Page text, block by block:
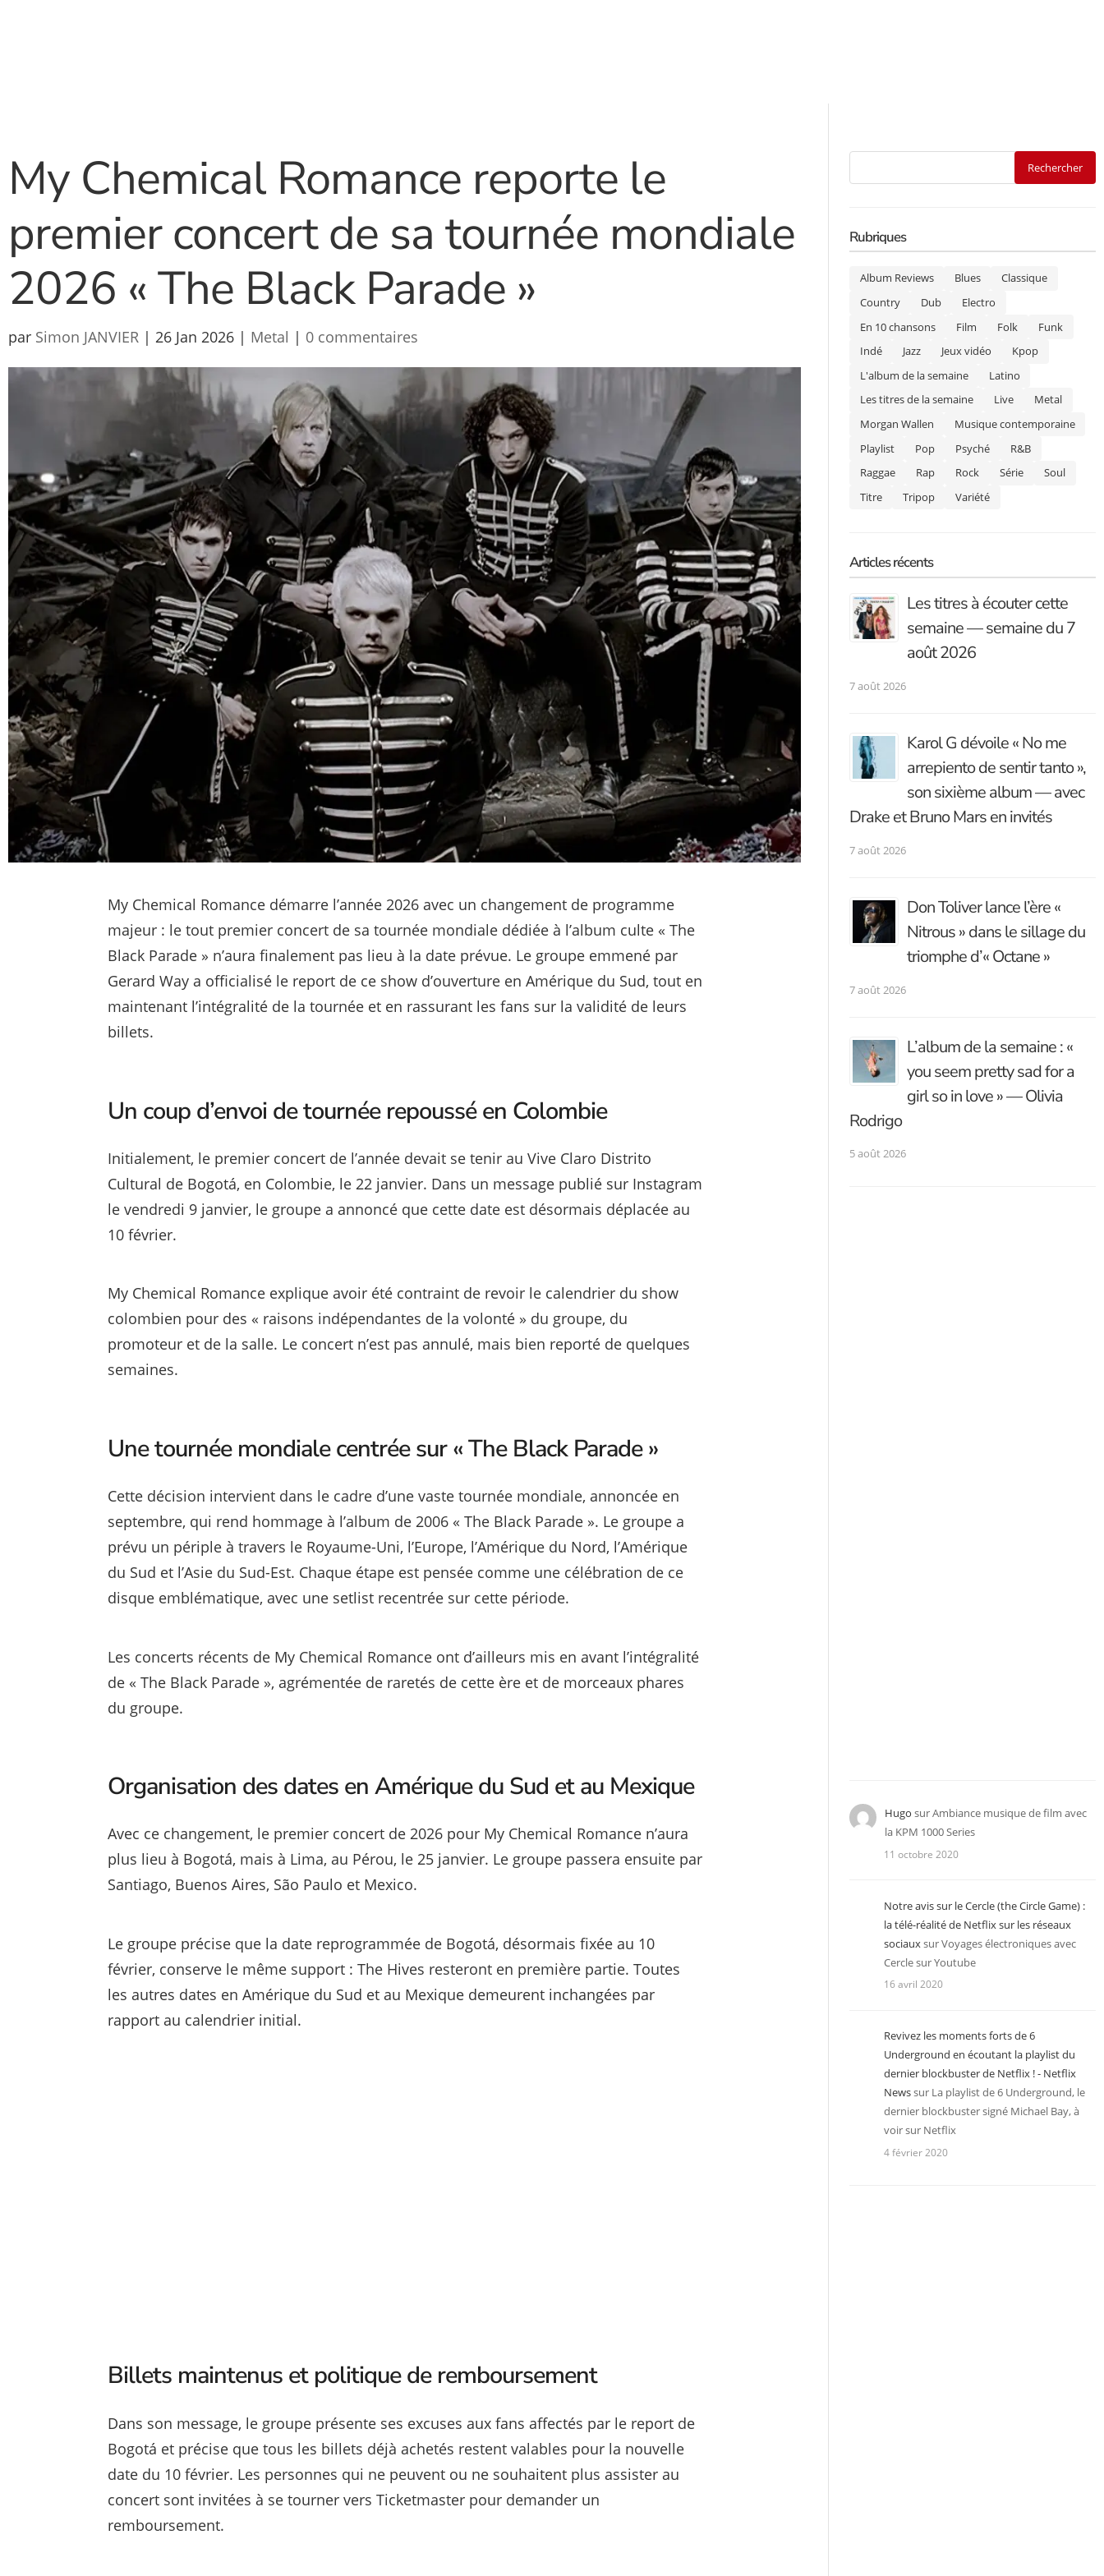
My Chemical Romance reporte le
premier concert de sa tournée mondiale
2026 « The Black Parade »
par Simon JANVIER | 26 Jan 2026 | Metal | 0 commentaires
My Chemical Romance démarre l’année 2026 avec un changement de programme
majeur : le tout premier concert de sa tournée mondiale dédiée à l’album culte « The
Black Parade » n’aura finalement pas lieu à la date prévue. Le groupe emmené par
Gerard Way a officialisé le report de ce show d’ouverture en Amérique du Sud, tout en
maintenant l’intégralité de la tournée et en rassurant les fans sur la validité de leurs
billets.
Un coup d’envoi de tournée repoussé en Colombie
Initialement, le premier concert de l’année devait se tenir au Vive Claro Distrito
Cultural de Bogotá, en Colombie, le 22 janvier. Dans un message publié sur Instagram
le vendredi 9 janvier, le groupe a annoncé que cette date est désormais déplacée au
10 février.
My Chemical Romance explique avoir été contraint de revoir le calendrier du show
colombien pour des « raisons indépendantes de la volonté » du groupe, du
promoteur et de la salle. Le concert n’est pas annulé, mais bien reporté de quelques
semaines.
Une tournée mondiale centrée sur « The Black Parade »
Cette décision intervient dans le cadre d’une vaste tournée mondiale, annoncée en
septembre, qui rend hommage à l’album de 2006 « The Black Parade ». Le groupe a
prévu un périple à travers le Royaume-Uni, l’Europe, l’Amérique du Nord, l’Amérique
du Sud et l’Asie du Sud-Est. Chaque étape est pensée comme une célébration de ce
disque emblématique, avec une setlist recentrée sur cette période.
Les concerts récents de My Chemical Romance ont d’ailleurs mis en avant l’intégralité
de « The Black Parade », agrémentée de raretés de cette ère et de morceaux phares
du groupe.
Organisation des dates en Amérique du Sud et au Mexique
Avec ce changement, le premier concert de 2026 pour My Chemical Romance n’aura
plus lieu à Bogotá, mais à Lima, au Pérou, le 25 janvier. Le groupe passera ensuite par
Santiago, Buenos Aires, São Paulo et Mexico.
Le groupe précise que la date reprogrammée de Bogotá, désormais fixée au 10
février, conserve le même support : The Hives resteront en première partie. Toutes
les autres dates en Amérique du Sud et au Mexique demeurent inchangées par
rapport au calendrier initial.
Billets maintenus et politique de remboursement
Dans son message, le groupe présente ses excuses aux fans affectés par le report de
Bogotá et précise que tous les billets déjà achetés restent valables pour la nouvelle
date du 10 février. Les personnes qui ne peuvent ou ne souhaitent plus assister au
concert sont invitées à se tourner vers Ticketmaster pour demander un
remboursement.
Rubriques
Album Reviews Blues
Classique
Country
Dub
Electro
En 10 chansons
Film Folk
Funk
Indé
Jazz Jeux vidéo
Kpop
L'album de la semaine
Latino
Les titres de la semaine
Live
Metal
Morgan Wallen
Musique contemporaine
Playlist
Pop Psyché
R&B
Raggae
Rap Rock Série
Soul
Titre
Tripop Variété
Articles récents
Les titres à écouter cette
semaine — semaine du 7
août 2026
7 août 2026
Karol G dévoile « No me
arrepiento de sentir tanto »,
son sixième album — avec
Drake et Bruno Mars en invités
7 août 2026
Don Toliver lance l’ère «
Nitrous » dans le sillage du
triomphe d’« Octane »
7 août 2026
L’album de la semaine : «
you seem pretty sad for a
girl so in love » — Olivia
Rodrigo
5 août 2026
Hugo surAmbiance musique de film avec
la KPM 1000 Series
11 octobre 2020
Notre avis sur le Cercle (the Circle Game) :
la télé-réalité de Netflix sur les réseaux
sociauxsurVoyages électroniques avec
Cercle sur Youtube
16 avril 2020
Revivez les moments forts de 6
Underground en écoutant la playlist du
dernier blockbuster de Netflix ! - Netflix
Newssur La playlist de 6 Underground, le
dernier blockbuster signé Michael Bay, à
voir sur Netflix
4 février 2020